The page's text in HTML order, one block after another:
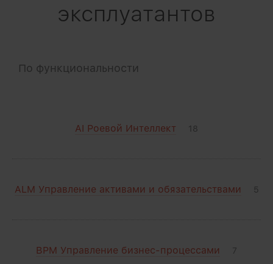
эксплуатантов
По функциональности
AI Роевой Интеллект 18
ALM Управление активами и обязательствами 5
BPM Управление бизнес-процессами 7